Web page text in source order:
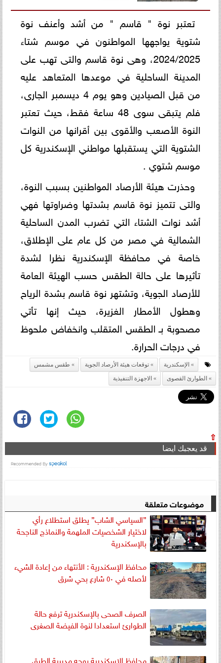
تعتبر نوة " قاسم " من أشد وأعنف نوة
شتوية يواجهها المواطنون في موسم شتاء
2024/2025، وهى نوة قاسم والتى تهب على
المدينة الساحلية في موعدها المتعاهد عليه
من قبل الصيادين وهو يوم 4 ديسمبر الجارى،
فلم يتبقى سوى 48 ساعة فقط، حيث تعتبر
النوة الأصعب والأقوى بين أقرانها من النوات
الشتوية التي يستقبلها مواطني الإسكندرية كل
موسم شتوي .
وحذرت هيئة الأرصاد المواطنين بسبب النوة،
والتى تتميز نوة قاسم بشدتها وضراوتها فهي
أشد نوات الشتاء التي تضرب المدن الساحلية
الشمالية في مصر من كل عام على الإطلاق،
خاصة في محافظة الإسكندرية نظرا لشدة
تأثيرها على حالة الطقس حسب الهيئة العامة
للأرصاد الجوية، وتشتهر نوة قاسم بشدة الرياح
وهطول الأمطار الغزيرة، حيث إنها تأتي
مصحوبة بـ الطقس المتقلب وانخفاض ملحوظ
في درجات الحرارة.
الإسكندرية توقعات هيئة الأرصاد الجوية
طقس مشمس
الطوارئ القصوى
الاجهزة التنفيذية
⇧
قد يعجبك ايضا
موضوعات متعلقة
”السياسي الشاب” يطلق استطلاع رأي
لاختيار الشخصيات الملهمة والنماذج الناجحة
بالإسكندرية
محافظ الإسكندرية : الأنتهاء من إعادة الشيء
لأصله في ٥٠ شارع بحي شرق
الصرف الصحى بالإسكندرية ترفع حالة
الطوارئ استعدادا لنوة الفيضة الصغرى
محافظ الإسكندرية يوجه مديرية الطرق